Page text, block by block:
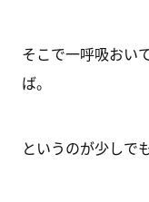
そこで一呼吸おい
ば。
というのが少しで